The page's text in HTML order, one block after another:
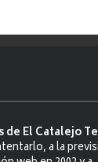
de El Catalejo Te
a la